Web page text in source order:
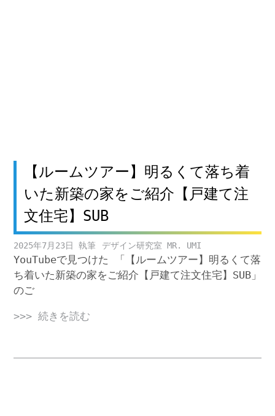
【ルームツアー】明るくて落ち着
いた新築の家をご紹介【戸建て注
文住宅】SUB
2025年7月23日 デザイン研究室 MR. UMI
YouTubeで見つけた 「【ルームツアー】明るくて落
ち着いた新築の家をご紹介【戸建て注文住宅】SUB」
のご
>>> 続きを読む